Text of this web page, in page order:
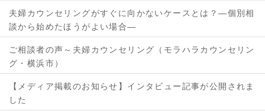
夫婦カウンセリングがすぐに向かないケースとは？―個別相
談から始めたほうがよい場合―
ご相談者の声～夫婦カウンセリング（モラハラカウンセリン
グ・横浜市）
【メディア掲載のお知らせ】インタビュー記事が公開されま
した